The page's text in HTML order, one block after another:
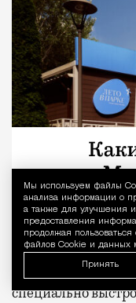
Мы используем файлы
анализа информации о
а также для улучшения
предоставления
продолжая пользоваться
файлов Cookie и данных
Принять
Знаменитый
этот сдвиг так:
был устроен
специально